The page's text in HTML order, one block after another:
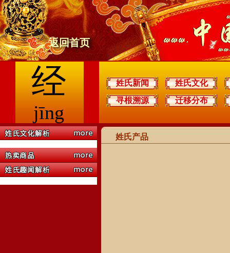
返回首页
经
jīng
姓氏新闻
姓氏文化
寻根溯源
迁移分布
姓氏产品